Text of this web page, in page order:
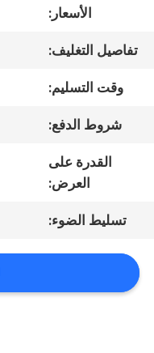
المعمل
مراقبة
الجودة
أخبار
الأسعار:
تفاصيل التغليف:
وقت التسليم:
شروط الدفع:
القدرة على
العرض:
تسليط الضوء: